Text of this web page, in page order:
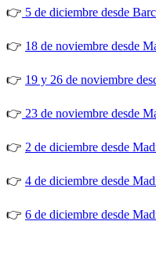
👉 5 de diciembre desde
👉 18 de noviembre desde
👉 19 y 26 de noviembre
👉 23 de noviembre desde
👉 2 de diciembre desde
👉 4 de diciembre desde
👉 6 de diciembre desde